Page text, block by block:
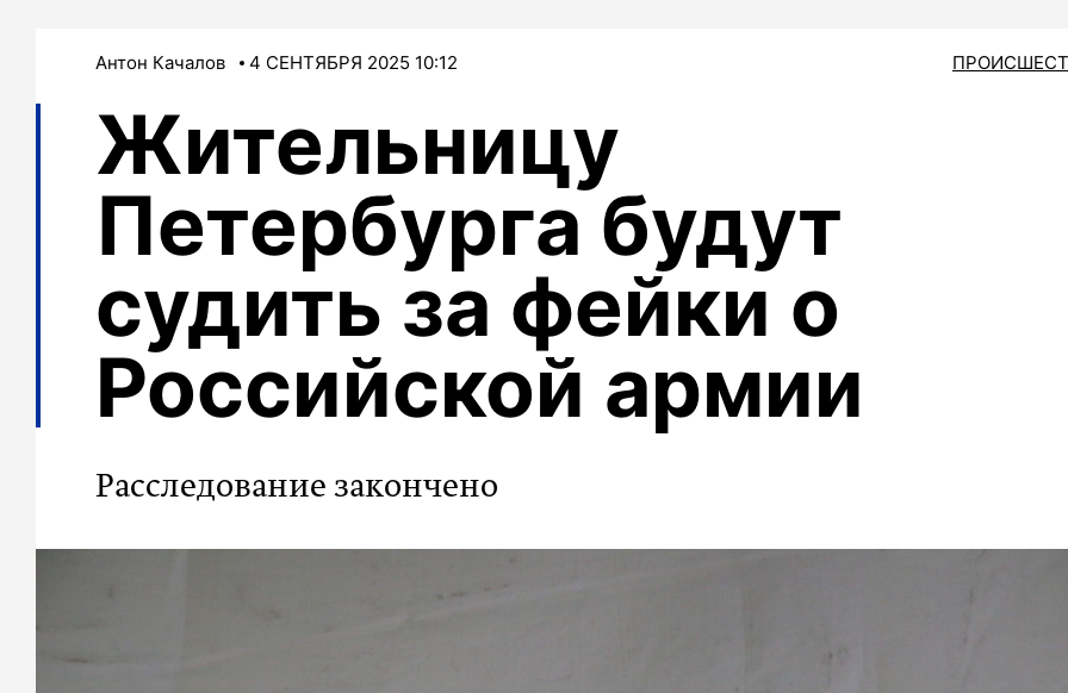
Антон Качалов 4 СЕНТЯБРЯ 2025 10:12
Жительницу
Петербурга будут
судить за фейки о
Российской армии
Расследование закончено